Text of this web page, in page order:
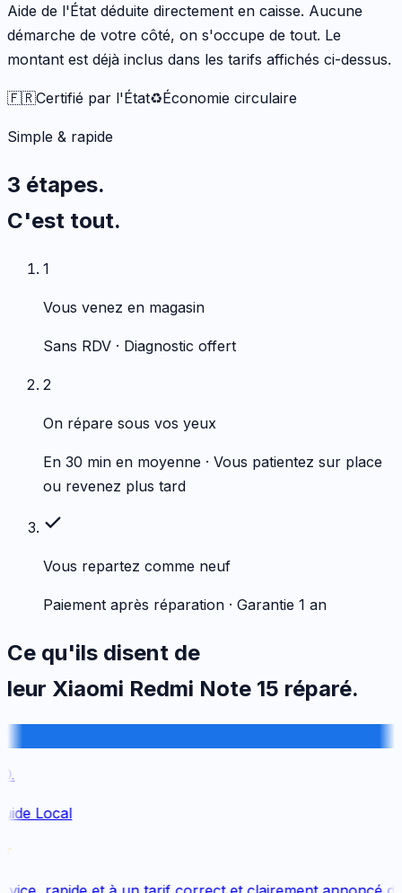
Aide de l'État déduite directement en caisse. Aucune
démarche de votre côté, on s'occupe de tout. Le
montant est déjà inclus dans les tarifs affichés ci-dessus.
🇫🇷Certifié par l'État♻️Économie circulaire
Simple & rapide
3 étapes.
C'est tout.
1
Vous venez en magasin
Sans RDV · Diagnostic offert
2
On répare sous vos yeux
En 30 min en moyenne · Vous patientez sur place
ou revenez plus tard
Vous repartez comme neuf
Paiement après réparation · Garantie 1 an
Ce qu'ils disent de
leur Xiaomi Redmi Note 15 réparé.
Local